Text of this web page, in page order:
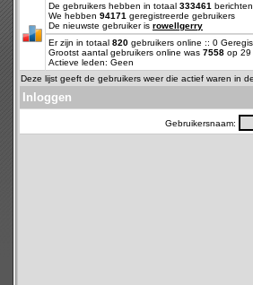
De gebruikers hebben in totaal 333461
We hebben 94171 geregistreerde gebruikers
De nieuwste gebruiker is rowellgerry
Er zijn in totaal 820 gebruikers online :: 0
Grootst aantal gebruikers online was 7558 op 29
Actieve leden: Geen
Deze lijst geeft de gebruikers weer die actief waren in
Inloggen
Gebruikersnaam: